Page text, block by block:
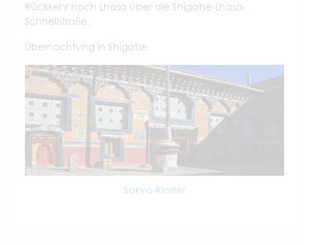
Rückkehr nach Lhasa über die Shigatse-Lhasa-
Schnellstraße.
Übernachtung in Shigatse
Sakya-Kloster